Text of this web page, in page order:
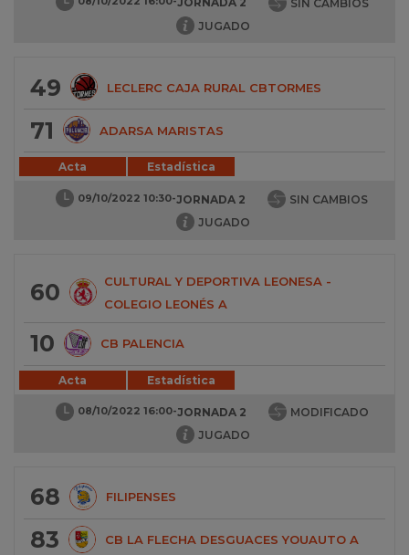
JUGADO
49 LECLERC CAJA RURAL CBTORMES
71 ADARSA MARISTAS
Acta Estadística
09/10/2022 10:30-JORNADA 2
SIN CAMBIOS
JUGADO
60
CULTURAL Y DEPORTIVA LEONESA -
COLEGIO LEONÉS A
10 CB PALENCIA
Acta Estadística
08/10/2022 16:00-JORNADA 2
MODIFICADO
JUGADO
68 FILIPENSES
83 CB LA FLECHA DESGUACES YOUAUTO A